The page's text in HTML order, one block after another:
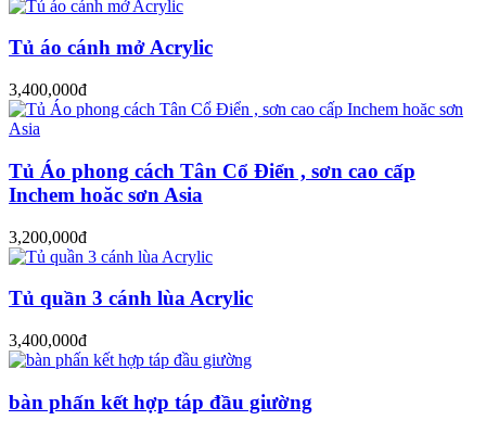
Tủ áo cánh mở Acrylic
3,400,000đ
Tủ Áo phong cách Tân Cổ Điển , sơn cao cấp
Inchem hoăc sơn Asia
3,200,000đ
Tủ quần 3 cánh lùa Acrylic
3,400,000đ
bàn phấn kết hợp táp đầu giường